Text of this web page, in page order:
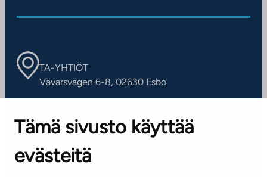
Tämä sivusto käyttää
evästeitä
TA-YHTIÖT
Vävarsvägen 6-8, 02630 Esbo
Kontaktinformation
KUNDSERVICE